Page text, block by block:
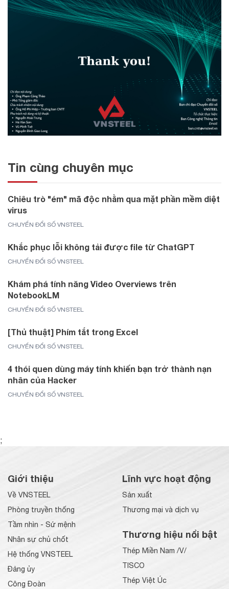
Tin cùng chuyên mục
Chiêu trò "ém" mã độc nhằm qua mặt phần mềm diệt
virus
CHUYỂN ĐỔI SỐ VNSTEEL
Khắc phục lỗi không tải được file từ ChatGPT
CHUYỂN ĐỔI SỐ VNSTEEL
Khám phá tính năng Video Overviews trên
NotebookLM
CHUYỂN ĐỔI SỐ VNSTEEL
[Thủ thuật] Phím tắt trong Excel
CHUYỂN ĐỔI SỐ VNSTEEL
4 thói quen dùng máy tính khiến bạn trở thành nạn
nhân của Hacker
CHUYỂN ĐỔI SỐ VNSTEEL
;
Giới thiệu
Về VNSTEEL
Phòng truyền thống
Tầm nhìn - Sứ mệnh
Nhân sự chủ chốt
Hệ thống VNSTEEL
Đảng ủy
Công Đoàn
Lĩnh vực hoạt động
Sản xuất
Thương mại và dịch vụ
Thương hiệu nổi bật
Thép Miền Nam /V/
TISCO
Thép Việt Úc